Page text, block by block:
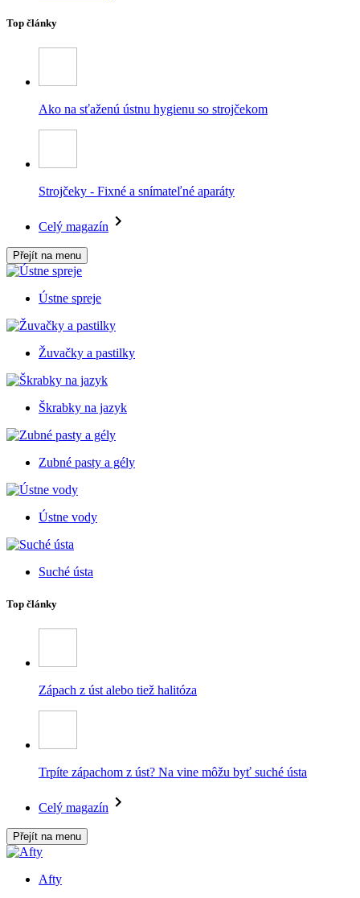
Top články
Ako na sťaženú ústnu hygienu so strojčekom
Strojčeky - Fixné a snímateľné aparáty
Celý magazín
Přejít na menu
Ústne spreje
Žuvačky a pastilky
Škrabky na jazyk
Zubné pasty a gély
Ústne vody
Suché ústa
Top články
Zápach z úst alebo tiež halitóza
Trpíte zápachom z úst? Na vine môžu byť suché ústa
Celý magazín
Přejít na menu
Afty